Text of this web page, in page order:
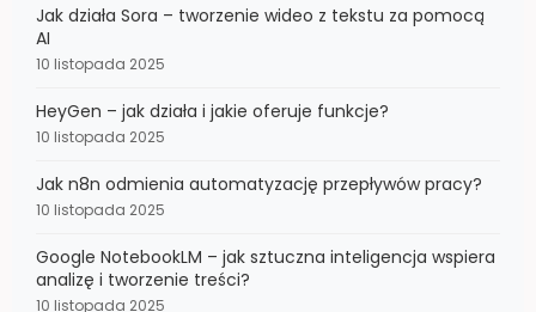
Jak działa Sora – tworzenie wideo z tekstu za pomocą
AI
10 listopada 2025
HeyGen – jak działa i jakie oferuje funkcje?
10 listopada 2025
Jak n8n odmienia automatyzację przepływów pracy?
10 listopada 2025
Google NotebookLM – jak sztuczna inteligencja wspiera
analizę i tworzenie treści?
10 listopada 2025